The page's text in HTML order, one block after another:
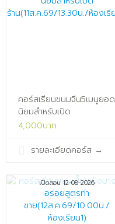
คอร์สเรียนขนมจีน5เมนูยอด
นิยมสำหรับเปิด
ร้าน(11ส.ค.69/13.30น./
4,000บาท
รายละเอียดคอร์ส →
เปิดสอน 12-08-2026